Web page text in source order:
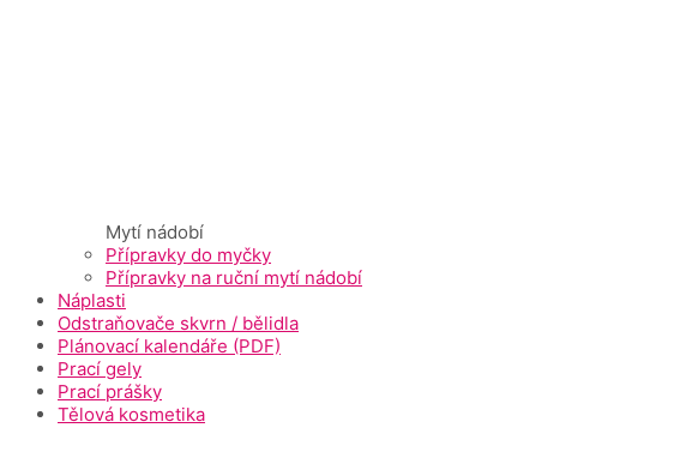
Mytí nádobí
Přípravky do myčky
Přípravky na ruční mytí nádobí
Náplasti
Odstraňovače skvrn / bělidla
Plánovací kalendáře (PDF)
Prací gely
Prací prášky
Tělová kosmetika